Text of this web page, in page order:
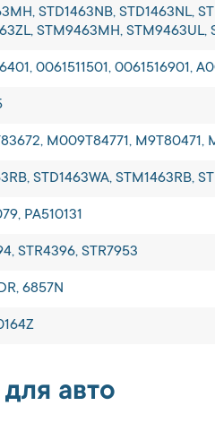
STD1463NB, STD1463NL,
STM9463MH, STM9463UL,
0061511501, 0061516901,
M009T84771, M9T80471,
STD1463WA, STM1463RB,
PA510131
STR4396, STR7953
6857N
авто